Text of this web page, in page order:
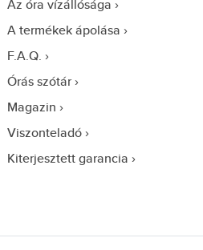
Az óra vízállósága
A termékek ápolása
F.A.Q.
Órás szótár
Magazin
Viszonteladó
Kiterjesztett garancia